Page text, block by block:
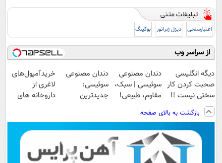
اعتبارسنجی دیزل ژنراتور بوکینگ
از سراسر وب
دیگه انگلیسی
صحبت کردن کار
سختی نیست !!
دندان مصنوعی
سوئیسی | سبک،
مقاوم، طبیعی!
رایگان+پرداخت
اقساطی😍
دندان مصنوعی
سوئیسی:
جدیدترین
پرداخت قسطی
خریدآمپول‌های
لاغری از
داروخانه های
پک یخ!
بازگشت به بالای صفحه